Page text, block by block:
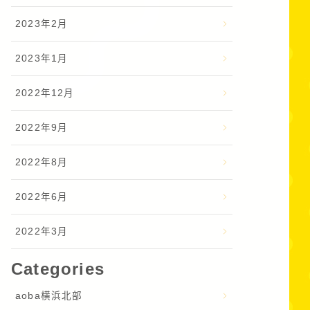
2023年2月
2023年1月
2022年12月
2022年9月
2022年8月
2022年6月
2022年3月
Categories
aoba横浜北部